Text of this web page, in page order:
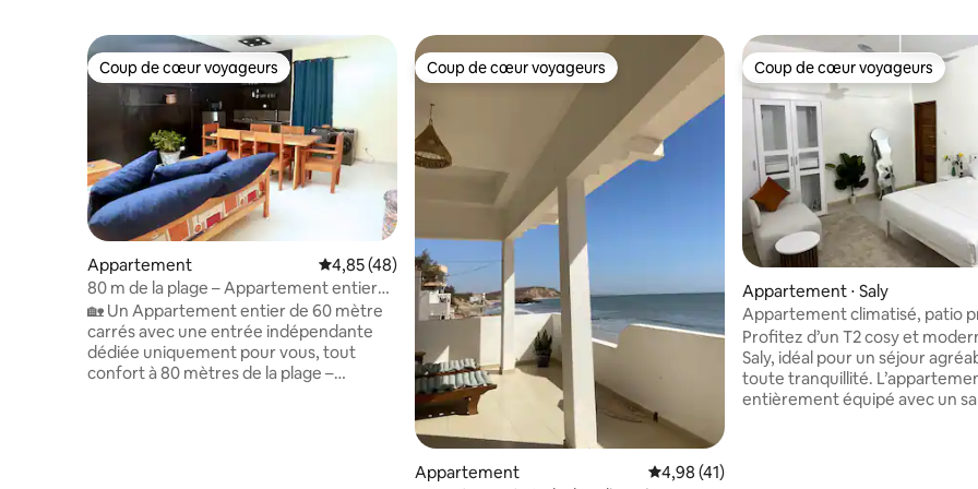
Coup de cœur voyageurs
Coup de cœur voyageurs
Appartement Évaluation moyenne sur la base de 48 commentaires : 4,85 sur 5
4,85 (48)
80 m de la plage – Appartement entier
indépendant
🏡 Un Appartement entier de 60 mètre
carrés avec une entrée indépendante
dédiée uniquement pour vous, tout
confort à 80 mètres de la plage –
Coup de cœur voyageurs
Coup de cœur voyageurs
Appartement Évaluation moyenne sur la base de 41
4,98 (41)
Coup de cœur voyageurs
Coup de cœur voyageurs
Appartement ⋅ Saly
Appartement climatisé, patio
SALY
Profitez d’un T2 cosy et
Saly, idéal pour un séjour
toute tranquillité. L’appartement est
entièrement équipé avec un